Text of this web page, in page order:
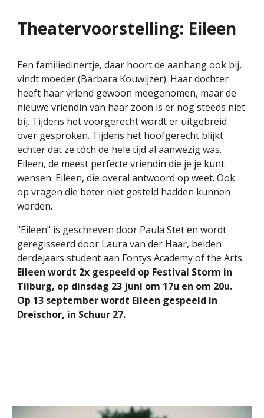
Theatervoorstelling: Eileen
Een familiedinertje, daar hoort de aanhang ook bij,
vindt moeder (Barbara Kouwijzer). Haar dochter
heeft haar vriend gewoon meegenomen, maar de
nieuwe vriendin van haar zoon is er nog steeds niet
bij. Tijdens het voorgerecht wordt er uitgebreid
over gesproken. Tijdens het hoofgerecht blijkt
echter dat ze tóch de hele tijd al aanwezig was.
Eileen, de meest perfecte vriendin die je je kunt
wensen. Eileen, die overal antwoord op weet. Ook
op vragen die beter niet gesteld hadden kunnen
worden.
"Eileen" is geschreven door Paula Stet en wordt
geregisseerd door Laura van der Haar, beiden
derdejaars student aan Fontys Academy of the Arts.
Eileen wordt 2x gespeeld op Festival Storm in
Tilburg, op dinsdag 23 juni om 17u en om 20u.
Op 13 september wordt Eileen gespeeld in
Dreischor, in Schuur 27.